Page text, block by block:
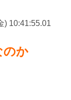
) 10:41:55.01
のか